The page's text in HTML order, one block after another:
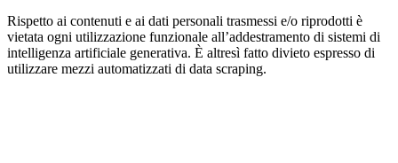
Rispetto ai contenuti e ai dati personali trasmessi e/o riprodotti è
vietata ogni utilizzazione funzionale all’addestramento di sistemi di
intelligenza artificiale generativa. È altresì fatto divieto espresso di
utilizzare mezzi automatizzati di data scraping.